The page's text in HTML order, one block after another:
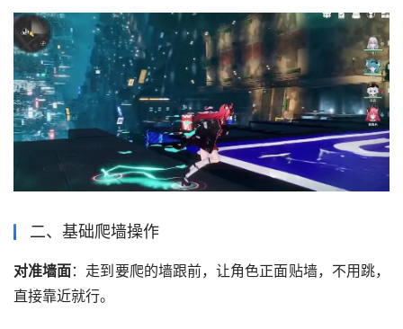
二、基础爬墙操作
对准墙面：走到要爬的墙跟前，让角色正面贴墙，不用跳，
直接靠近就行。